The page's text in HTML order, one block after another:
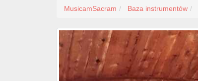
MusicamSacram Baza instrumentów